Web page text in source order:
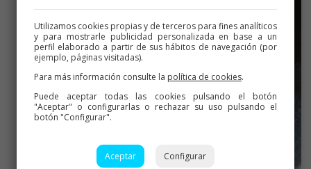
Utilizamos cookies propias y de terceros para fines analíticos
y para mostrarle publicidad personalizada en base a un
perfil elaborado a partir de sus hábitos de navegación (por
ejemplo, páginas visitadas).
Para más información consulte la política de cookies.
Puede aceptar todas las cookies pulsando el botón
"Aceptar" o configurarlas o rechazar su uso pulsando el
botón "Configurar".
Aceptar Configurar